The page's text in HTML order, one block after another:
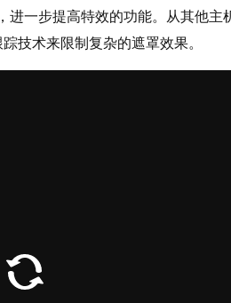
一步提高特效的功能。从其他主
技术来限制复杂的遮罩效果。